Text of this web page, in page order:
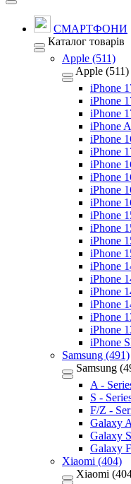
СМАРТФОНИ
Каталог товарів
Apple (511)
Apple (511)
iPhone
iPhone
iPhone
iPhone
iPhone
iPhone
iPhone
iPhone
iPhone
iPhone
iPhone
iPhone
iPhone
iPhone
iPhone
iPhone
iPhone
iPhone
iPhone
iPhone
iPhone
Samsung (491)
Samsung
A -
S -
F/Z -
Galaxy
Galaxy
Galaxy
Xiaomi (404)
Xiaomi